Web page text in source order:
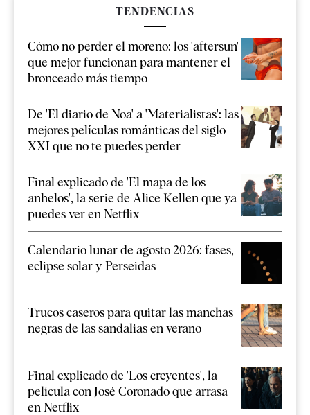
TENDENCIAS
Cómo no perder el moreno: los 'aftersun'
que mejor funcionan para mantener el
bronceado más tiempo
De 'El diario de Noa' a 'Materialistas': las
mejores películas románticas del siglo
XXI que no te puedes perder
Final explicado de 'El mapa de los
anhelos', la serie de Alice Kellen que ya
puedes ver en Netflix
Calendario lunar de agosto 2026: fases,
eclipse solar y Perseidas
Trucos caseros para quitar las manchas
negras de las sandalias en verano
Final explicado de 'Los creyentes', la
película con José Coronado que arrasa
en Netflix